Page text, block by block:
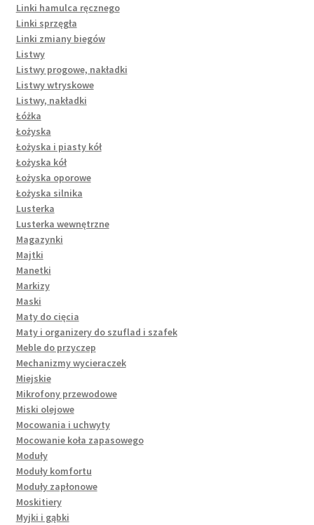
Linki hamulca ręcznego
Linki sprzęgła
Linki zmiany biegów
Listwy
Listwy progowe, nakładki
Listwy wtryskowe
Listwy, nakładki
Łóżka
Łożyska
Łożyska i piasty kół
Łożyska kół
Łożyska oporowe
Łożyska silnika
Lusterka
Lusterka wewnętrzne
Magazynki
Majtki
Manetki
Markizy
Maski
Maty do cięcia
Maty i organizery do szuflad i szafek
Meble do przyczep
Mechanizmy wycieraczek
Miejskie
Mikrofony przewodowe
Miski olejowe
Mocowania i uchwyty
Mocowanie koła zapasowego
Moduły
Moduły komfortu
Moduły zapłonowe
Moskitiery
Myjki i gąbki